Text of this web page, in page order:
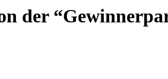
der